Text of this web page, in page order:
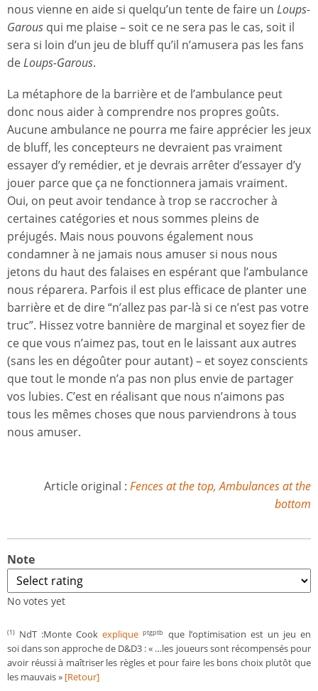
nous vienne en aide si quelqu’un tente de faire un Loups-
Garous qui me plaise – soit ce ne sera pas le cas, soit il
sera si loin d’un jeu de bluff qu’il n’amusera pas les fans
deLoups-Garous.
La métaphore de la barrière et de l’ambulance peut
donc nous aider à comprendre nos propres goûts.
Aucune ambulance ne pourra me faire apprécier les jeux
de bluff, les concepteurs ne devraient pas vraiment
essayer d’y remédier, et je devrais arrêter d’essayer d’y
jouer parce que ça ne fonctionnera jamais vraiment.
Oui, on peut avoir tendance à trop se raccrocher à
certaines catégories et nous sommes pleins de
préjugés. Mais nous pouvons également nous
condamner à ne jamais nous amuser si nous nous
jetons du haut des falaises en espérant que l’ambulance
nous réparera. Parfois il est plus efficace de planter une
barrière et de dire “n’allez pas par-là si ce n’est pas votre
truc”. Hissez votre bannière de marginal et soyez fier de
ce que vous n’aimez pas, tout en le laissant aux autres
(sans les en dégoûter pour autant) – et soyez conscients
que tout le monde n’a pas non plus envie de partager
vos lubies. C’est en réalisant que nous n’aimons pas
tous les mêmes choses que nous parviendrons à tous
nous amuser.
Article original : Fences at the top, Ambulances at the
bottom
Note
No votes yet
(1) NdT :Monte Cookexplique ptgptb
que l’optimisation est un jeu en
soi dans son approche de D&D3 : « …les joueurs sont récompensés pour
avoir réussi à maîtriser les règles et pour faire les bons choix plutôt que
les mauvais » [Retour]